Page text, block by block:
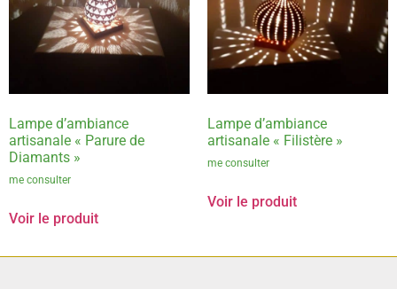
Lampe d’ambiance
artisanale « Parure de
Diamants »
me consulter
Voir le produit
Lampe d’ambiance
artisanale « Filistère »
me consulter
Voir le produit